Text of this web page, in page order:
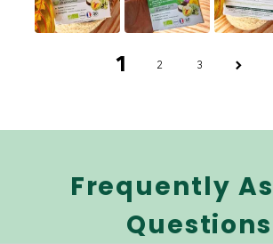
1 2 3
Frequently
Questions